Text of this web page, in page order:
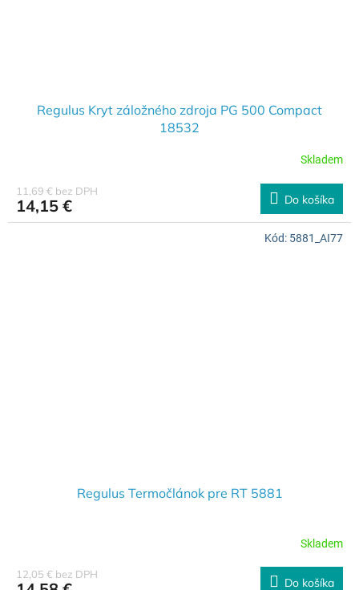
Regulus Kryt záložného zdroja PG 500 Compact
18532
Skladem
11,69 € bez DPH
14,15 € Do košíka
Regulus Termočlánok pre RT 5881
Skladem
12,05 € bez DPH
Do košíka
Kód: 5881_AI77